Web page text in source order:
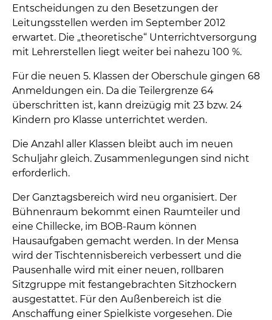
Entscheidungen zu den Besetzungen der
Leitungsstellen werden im September 2012
erwartet. Die „theoretische“ Unterrichtversorgung
mit Lehrerstellen liegt weiter bei nahezu 100 %.
Für die neuen 5. Klassen der Oberschule gingen 68
Anmeldungen ein. Da die Teilergrenze 64
überschritten ist, kann dreizügig mit 23 bzw. 24
Kindern pro Klasse unterrichtet werden.
Die Anzahl aller Klassen bleibt auch im neuen
Schuljahr gleich. Zusammenlegungen sind nicht
erforderlich.
Der Ganztagsbereich wird neu organisiert. Der
Bühnenraum bekommt einen Raumteiler und
eine Chillecke, im BOB-Raum können
Hausaufgaben gemacht werden. In der Mensa
wird der Tischtennisbereich verbessert und die
Pausenhalle wird mit einer neuen, rollbaren
Sitzgruppe mit festangebrachten Sitzhockern
ausgestattet. Für den Außenbereich ist die
Anschaffung einer Spielkiste vorgesehen. Die